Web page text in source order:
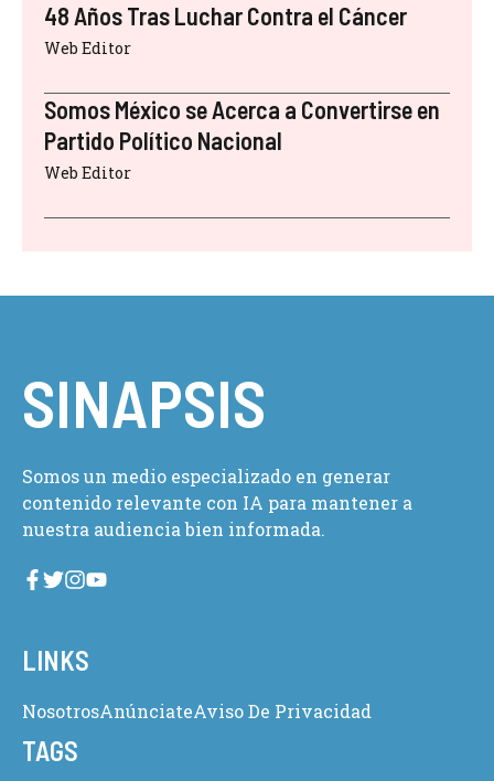
48 Años Tras Luchar Contra el Cáncer
Web Editor
Somos México se Acerca a Convertirse en
Partido Político Nacional
Web Editor
SINAPSIS
Somos un medio especializado en generar
contenido relevante con IA para mantener a
nuestra audiencia bien informada.
LINKS
NosotrosAnúnciateAviso De Privacidad
TAGS